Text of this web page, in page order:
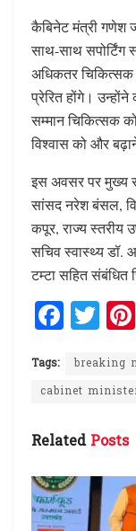
कैबिनेट मंत्री गणेश
साथ-साथ सपोर्टिंग
अधिकतर चिकित्सक
प्रेरित होंगे।
सम्मान चिकित्सक
विश्वास को और
इस अवसर पर मुख्य
सांसद नरेश बंसल,
कपूर, राज्य स्तरीय
सचिव स्वास्थ्य डॉ.
टम्टा सहित संबंधित
F
a
ce
b
o
o
k
T
w
it
te
r
Tags:
breaking
cabinet
RelatedPosts